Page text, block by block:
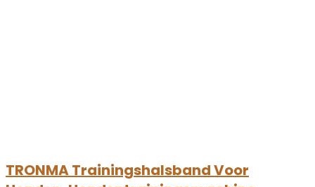
TRONMA Trainingshalsband Voor